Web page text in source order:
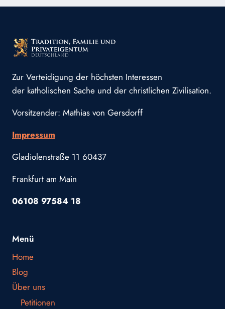
Zur Verteidigung der höchsten Interessen
der katholischen Sache und der christlichen Zivilisation.
Vorsitzender: Mathias von Gersdorff
Impressum
Gladiolenstraße 11 60437
Frankfurt am Main
06108 97584 18
Menü
Home
Blog
Über uns
Petitionen